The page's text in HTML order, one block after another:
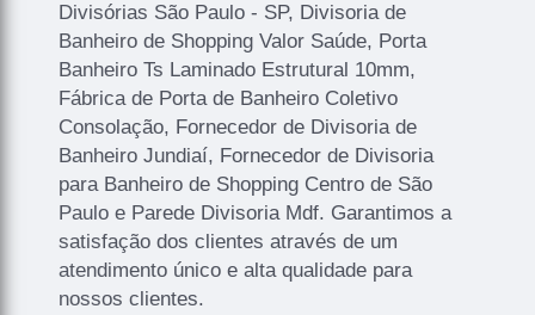
Divisórias São Paulo - SP, Divisoria de
Banheiro de Shopping Valor Saúde, Porta
Banheiro Ts Laminado Estrutural 10mm,
Fábrica de Porta de Banheiro Coletivo
Consolação, Fornecedor de Divisoria de
Banheiro Jundiaí, Fornecedor de Divisoria
para Banheiro de Shopping Centro de São
Paulo e Parede Divisoria Mdf. Garantimos a
satisfação dos clientes através de um
atendimento único e alta qualidade para
nossos clientes.